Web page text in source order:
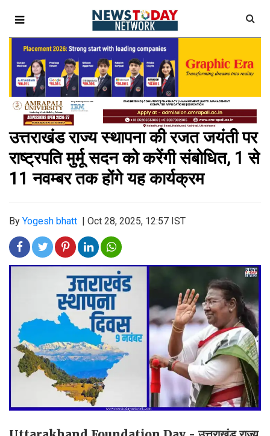
उत्तराखंड राज्य स्थापना की रजत जयंती पर
राष्ट्रपति मुर्मू सदन को करेंगी संबोधित, 1 से
11 नवम्बर तक होंगे यह कार्यक्रम
By Yogesh bhatt Oct 28, 2025, 12:57 IST